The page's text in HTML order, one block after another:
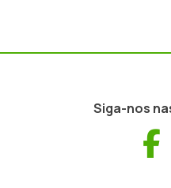
Siga-nos